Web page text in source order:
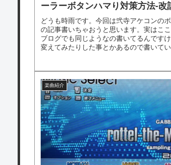
ーラーボタンハマり対策方法-改
どうも時雨です。今回は弐寺アケコンの
の記事書いちゃおうと思います。実はこ
ブログでも同じようなの書いてるんです
変えてみたりした事とかあるので書いてい
楽曲紹介